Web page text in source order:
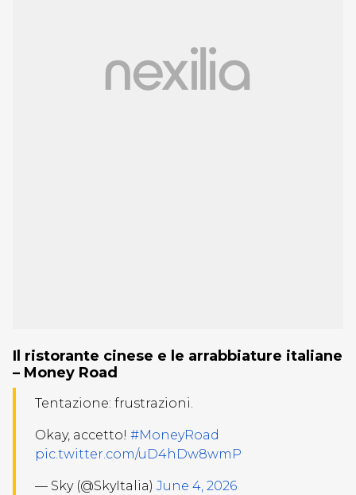
Il ristorante cinese e le arrabbiature italiane
– Money Road
Tentazione: frustrazioni.
Okay, accetto! #MoneyRoad
pic.twitter.com/uD4hDw8wmP
— Sky (@SkyItalia) June 4, 2026